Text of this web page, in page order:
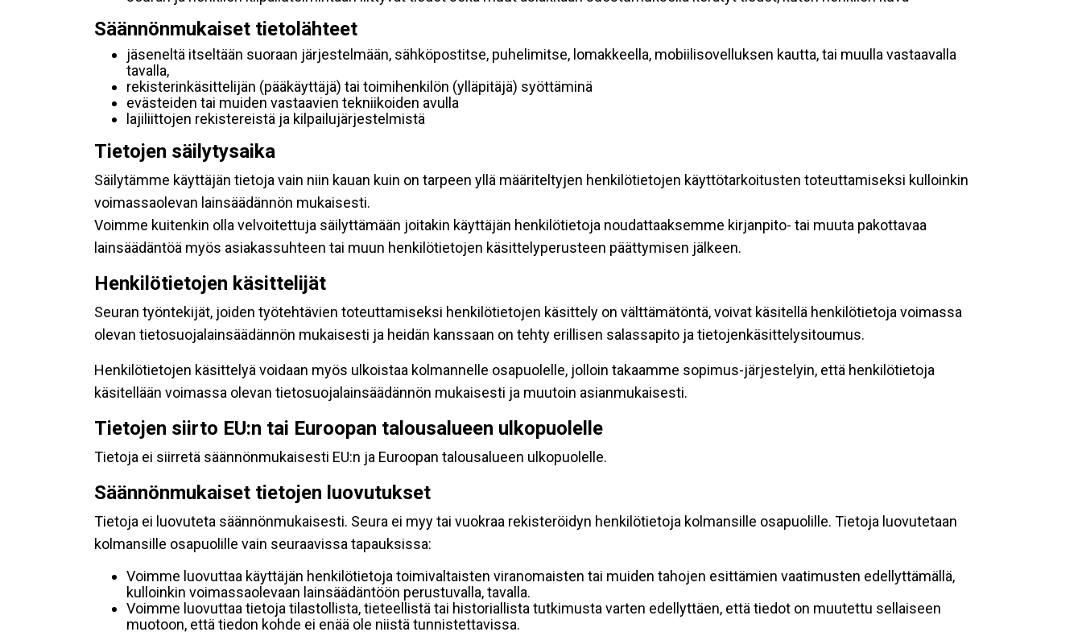
Säännönmukaiset tietolähteet
jäseneltä itseltään suoraan järjestelmään, sähköpostitse, puhelimitse, lomakkeella, mobiilisovelluksen kautta, tai muulla vastaavalla
tavalla,
rekisterinkäsittelijän (pääkäyttäjä) tai toimihenkilön (ylläpitäjä) syöttäminä
evästeiden tai muiden vastaavien tekniikoiden avulla
lajiliittojen rekistereistä ja kilpailujärjestelmistä
Tietojen säilytysaika
Säilytämme käyttäjän tietoja vain niin kauan kuin on tarpeen yllä määriteltyjen henkilötietojen käyttötarkoitusten toteuttamiseksi kulloinkin
voimassaolevan lainsäädännön mukaisesti.
Voimme kuitenkin olla velvoitettuja säilyttämään joitakin käyttäjän henkilötietoja noudattaaksemme kirjanpito- tai muuta pakottavaa
lainsäädäntöä myös asiakassuhteen tai muun henkilötietojen käsittelyperusteen päättymisen jälkeen.
Henkilötietojen käsittelijät
Seuran työntekijät, joiden työtehtävien toteuttamiseksi henkilötietojen käsittely on välttämätöntä, voivat käsitellä henkilötietoja voimassa
olevan tietosuojalainsäädännön mukaisesti ja heidän kanssaan on tehty erillisen salassapito ja tietojenkäsittelysitoumus.
Henkilötietojen käsittelyä voidaan myös ulkoistaa kolmannelle osapuolelle, jolloin takaamme sopimus-järjestelyin, että henkilötietoja
käsitellään voimassa olevan tietosuojalainsäädännön mukaisesti ja muutoin asianmukaisesti.
Tietojen siirto EU:n tai Euroopan talousalueen ulkopuolelle
Tietoja ei siirretä säännönmukaisesti EU:n ja Euroopan talousalueen ulkopuolelle.
Säännönmukaiset tietojen luovutukset
Tietoja ei luovuteta säännönmukaisesti. Seura ei myy tai vuokraa rekisteröidyn henkilötietoja kolmansille osapuolille. Tietoja luovutetaan
kolmansille osapuolille vain seuraavissa tapauksissa:
Voimme luovuttaa käyttäjän henkilötietoja toimivaltaisten viranomaisten tai muiden tahojen esittämien vaatimusten edellyttämällä,
kulloinkin voimassaolevaan lainsäädäntöön perustuvalla, tavalla.
Voimme luovuttaa tietoja tilastollista, tieteellistä tai historiallista tutkimusta varten edellyttäen, että tiedot on muutettu sellaiseen
muotoon, että tiedon kohde ei enää ole niistä tunnistettavissa.